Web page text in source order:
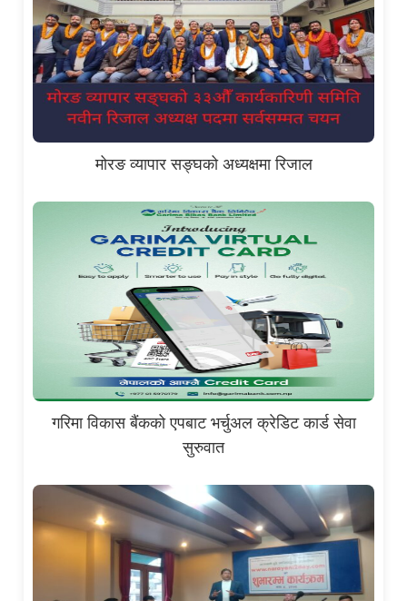
मोरङ व्यापार सङ्घको अध्यक्षमा रिजाल
गरिमा विकास बैंकको एपबाट भर्चुअल क्रेडिट कार्ड सेवा
सुरुवात